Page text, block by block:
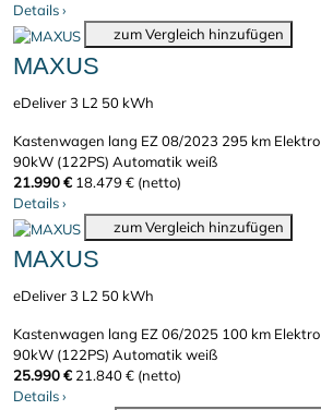
Details›
zum Vergleich hinzufügen
MAXUS
eDeliver 3 L2 50 kWh
Kastenwagen lang EZ 08/2023 295 km Elektro
90kW (122PS) Automatikweiß
21.990 € 18.479 € (netto)
Details›
zum Vergleich hinzufügen
MAXUS
eDeliver 3 L2 50 kWh
Kastenwagen lang EZ 06/2025 100 km Elektro
90kW (122PS) Automatikweiß
25.990 € 21.840 € (netto)
Details›